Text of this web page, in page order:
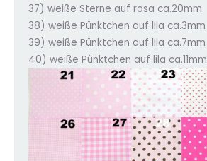
37) weiße Sterne auf rosa ca.20mm
38) weiße Pünktchen auf lila ca.3mm
39) weiße Pünktchen auf lila ca.7mm
40) weiße Pünktchen auf lila ca.11mm